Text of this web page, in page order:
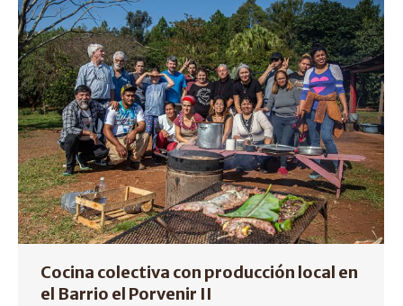
Cocina colectiva con producción local en
el Barrio el Porvenir II